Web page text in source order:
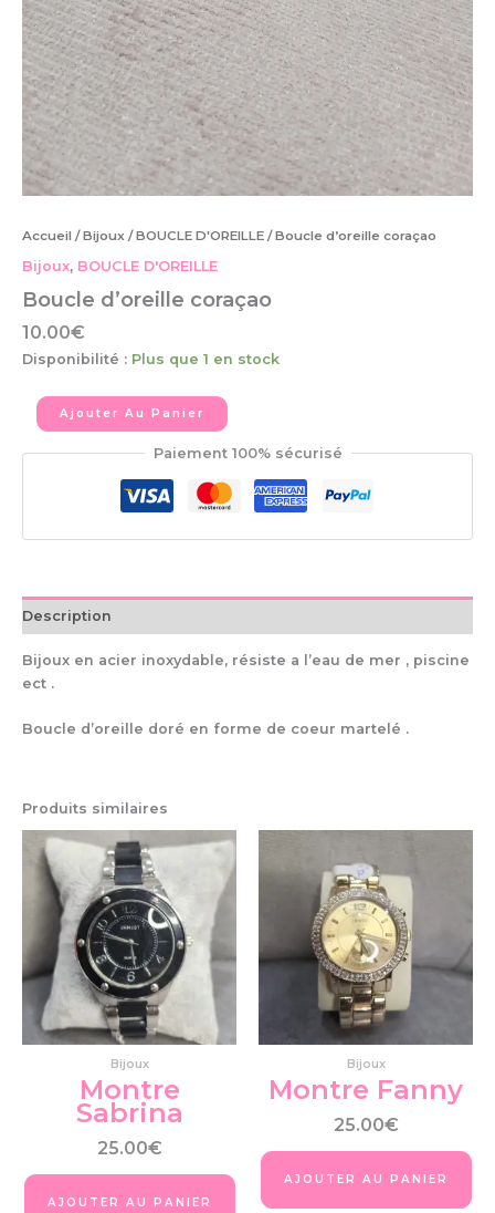
Accueil /Bijoux /BOUCLE D'OREILLE / Boucle d’oreille coraçao
Bijoux, BOUCLE D'OREILLE
Boucle d’oreille coraçao
10.00€
Disponibilité : Plus que 1 en stock
Ajouter Au Panier
Paiement 100% sécurisé
Description
Bijoux en acier inoxydable, résiste a l’eau de mer , piscine
ect .
Boucle d’oreille doré en forme de coeur martelé .
Produits similaires
Bijoux
Montre
Sabrina
25.00€
AJOUTER AU PANIER
Bijoux
Montre Fanny
25.00€
AJOUTER AU PANIER